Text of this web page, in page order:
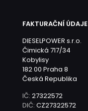
FAKTURAČNÍ ÚDAJE
DIESELPOWER s.r.o.
Čimická 717/34
Kobylisy
182 00 Praha 8
Česká Republika
IČ: 27322572
DIČ: CZ27322572